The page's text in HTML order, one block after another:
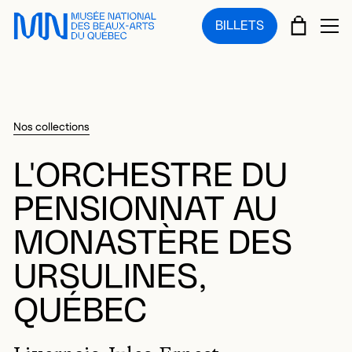
Sauter au menu principal
Sauter au contenu principal
Sauter au pied de page
BILLETS PANIER
Nos collections
L'ORCHESTRE DU
PENSIONNAT AU
MONASTÈRE DES
URSULINES,
QUÉBEC